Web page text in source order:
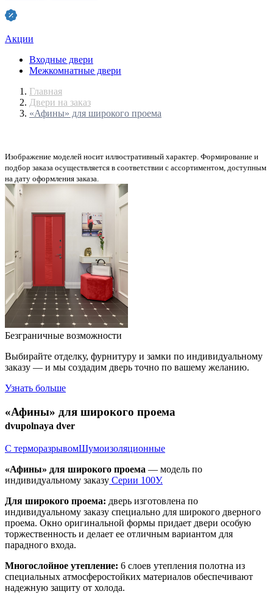
Акции
Входные двери
Межкомнатные двери
Главная
Двери на заказ
«Афины» для широкого проема
Изображение моделей носит иллюстративный характер. Формирование и
подбор заказа осуществляется в соответствии с ассортиментом, доступным
на дату оформления заказа.
Безграничные возможности
Выбирайте отделку, фурнитуру и замки по индивидуальному
заказу — и мы создадим дверь точно по вашему желанию.
Узнать больше
«Афины» для широкого проема
dvupolnaya dver
С терморазрывомШумоизоляционные
«Афины» для широкого проема — модель по
индивидуальному заказу Серии 100У.
Для широкого проема: дверь изготовлена по
индивидуальному заказу специально для широкого дверного
проема. Окно оригинальной формы придает двери особую
торжественность и делает ее отличным вариантом для
парадного входа.
Многослойное утепление: 6 слоев утепления полотна из
специальных атмосферостойких материалов обеспечивают
надежную защиту от холода.